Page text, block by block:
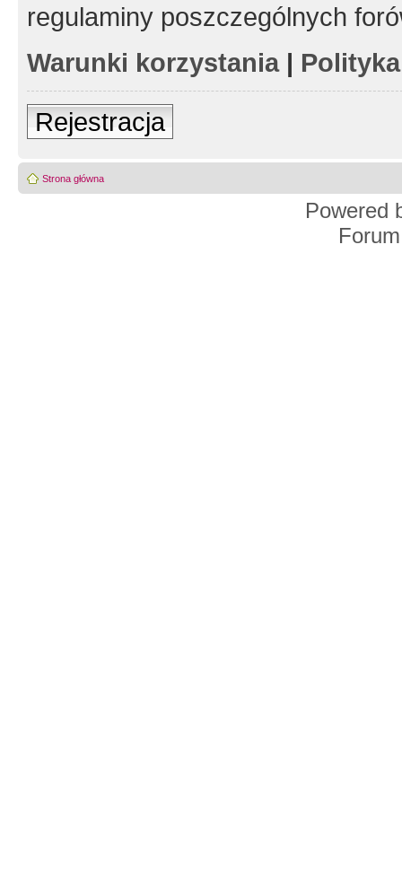
regulaminy poszczególnych
Warunki korzystania|
Rejestracja
Strona główna
Powered